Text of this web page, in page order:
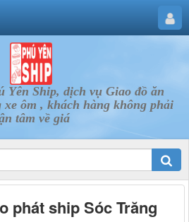
Yên Ship, dịch vụ Giao đồ ăn
ôm , khách hàng không phải
tâm về giá
phát ship Sóc Trăng